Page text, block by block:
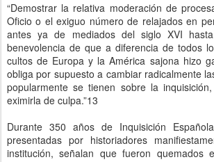
“Demostrar la relativa moderación de
Oficio o el exiguo número de relajados en
antes ya de mediados del siglo XVI
benevolencia de que a diferencia de todos
cultos de Europa y la América sajona hizo
obliga por supuesto a cambiar radicalmente
popularmente se tienen sobre la
eximirla de culpa.”13
Durante 350 años de Inquisición
presentadas por historiadores
institución, señalan que fueron quemados